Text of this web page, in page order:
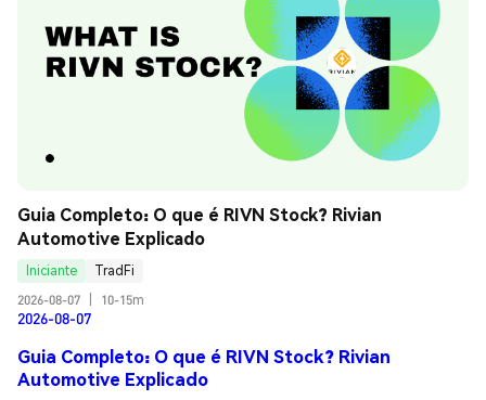
Guia Completo: O que é RIVN Stock? Rivian
Automotive Explicado
Iniciante
TradFi
2026-08-07
10-15m
2026-08-07
Guia Completo: O que é RIVN Stock? Rivian
Automotive Explicado